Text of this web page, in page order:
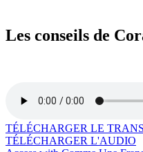
Les conseils de
TÉLÉCHARGER LE
TÉLÉCHARGER L'AUDIO